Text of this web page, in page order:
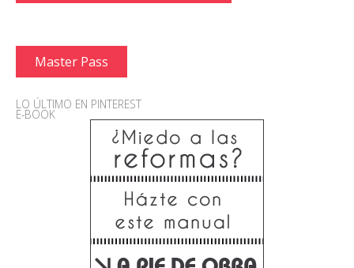
Master Pass
LO ÚLTIMO EN PINTEREST
E-BOOK